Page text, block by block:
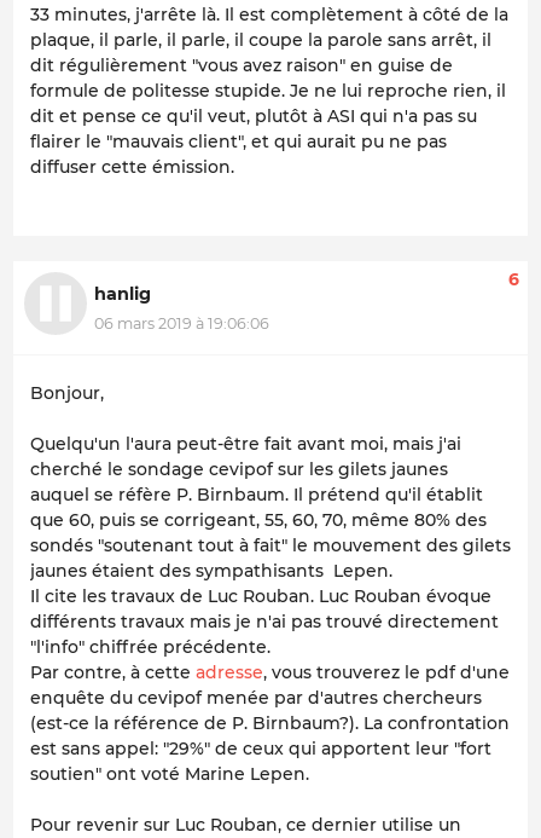
33 minutes, j'arrête là. Il est complètement à côté de la
plaque, il parle, il parle, il coupe la parole sans arrêt, il
dit régulièrement "vous avez raison" en guise de
formule de politesse stupide. Je ne lui reproche rien, il
dit et pense ce qu'il veut, plutôt à ASI qui n'a pas su
flairer le "mauvais client", et qui aurait pu ne pas
diffuser cette émission.
hanlig
06 mars 2019 à 19:06:06
6
Bonjour,
Quelqu'un l'aura peut-être fait avant moi, mais j'ai
cherché le sondage cevipof sur les gilets jaunes
auquel se réfère P. Birnbaum. Il prétend qu'il établit
que 60, puis se corrigeant, 55, 60, 70, même 80% des
sondés "soutenant tout à fait" le mouvement des gilets
jaunes étaient des sympathisants Lepen.
Il cite les travaux de Luc Rouban. Luc Rouban évoque
différents travaux mais je n'ai pas trouvé directement
"l'info" chiffrée précédente.
Par contre, à cette adresse, vous trouverez le pdf d'une
enquête du cevipof menée par d'autres chercheurs
(est-ce la référence de P. Birnbaum?). La confrontation
est sans appel: "29%" de ceux qui apportent leur "fort
soutien" ont voté Marine Lepen.
Pour revenir sur Luc Rouban, ce dernier utilise un